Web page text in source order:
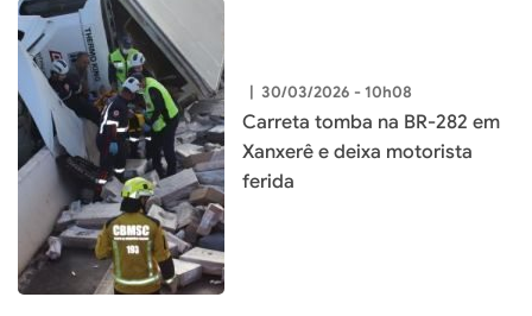
| 30/03/2026 - 10h08
Carreta tomba na BR-282 em
Xanxerê e deixa motorista
ferida